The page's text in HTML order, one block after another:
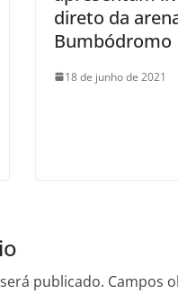
direto da
Bumbódromo
18 de junho de 2021
publicado. Campos